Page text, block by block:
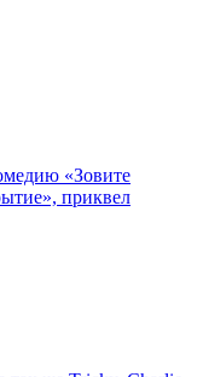
«Зовите
приквел